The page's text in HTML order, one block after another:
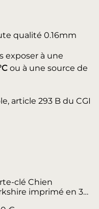
qualité 0.16mm
exposer à une
ou à une source de
article 293 B du CGI
clé Chien
imprimé en 3D